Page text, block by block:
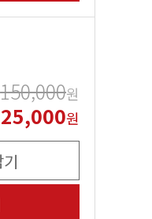
150,000원
원